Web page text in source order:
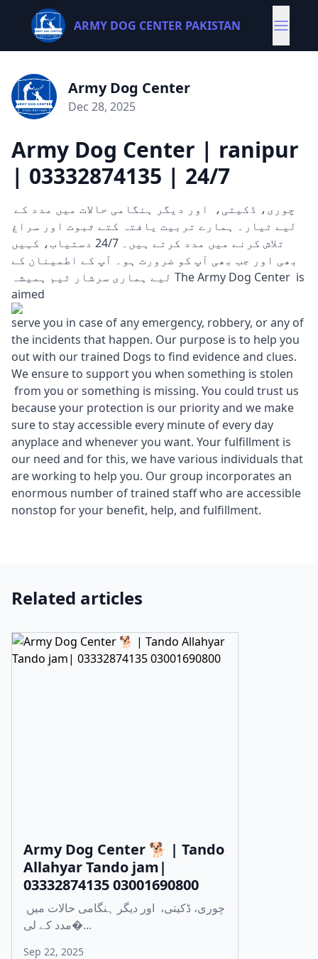
ARMY DOG CENTER PAKISTAN
Army Dog Center
Dec 28, 2025
Army Dog Center | ranipur
| 03332874135 | 24/7
لیے تیار۔ ہمارے تربیت یافتہ کتے ثبوت اور سراغ
تلاش کرنے میں مدد کرتے ہیں۔ 24/7 دستیاب، کہیں
بھی اور جب بھی آپ کو ضرورت ہو۔ آپ کے اطمینان کے
لیے ہماری سرشار ٹیم ہمیشہ The Army Dog Center is
aimed
serve you in case of any emergency, robbery, or any of
the incidents that happen. Our purpose is to help you
out with our trained Dogs to find evidence and clues.
We ensure to support you when something is stolen
from you or something is missing. You could trust us
because your protection is our priority and we make
sure to stay accessible every minute of every day
anyplace and whenever you want. Your fulfillment is
our need and for this, we have various individuals that
are working to help you. Our group incorporates an
enormous number of trained staff who are accessible
nonstop for your benefit, help, and fulfillment.
Related articles
Army Dog Center 🐕 | Tando
Allahyar Tando jam|
03332874135 03001690800
مدد کے لی�...
Sep 22, 2025